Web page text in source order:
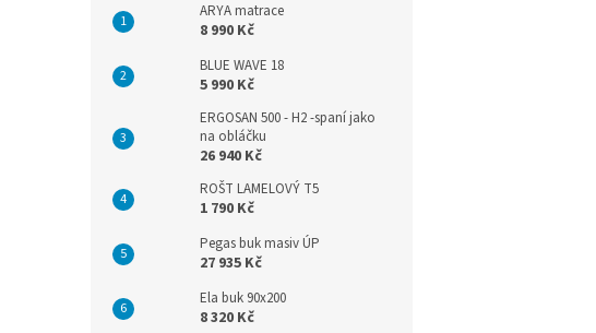
ARYA matrace
8 990 Kč
BLUE WAVE 18
5 990 Kč
ERGOSAN 500 - H2 -spaní jako
na obláčku
26 940 Kč
ROŠT LAMELOVÝ T5
1 790 Kč
Pegas buk masiv ÚP
27 935 Kč
Ela buk 90x200
8 320 Kč